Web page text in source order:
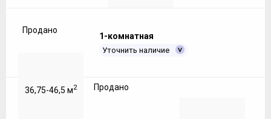
Продано
1-комнатная
Уточнить наличие
36,75-46,5 м2 Продано